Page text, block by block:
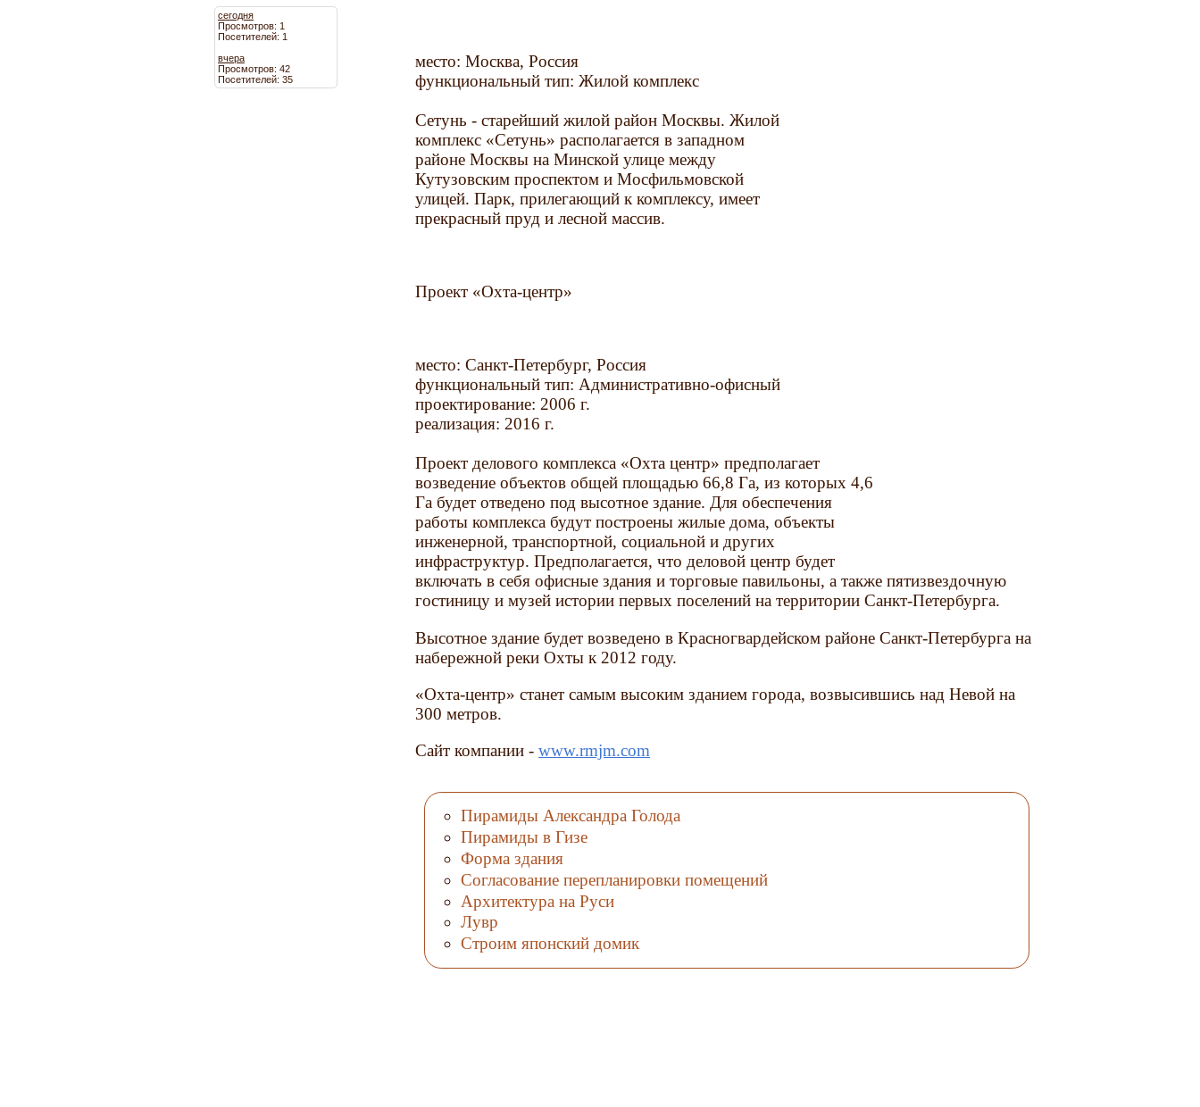
сегодня
Просмотров: 1
Посетителей: 1
вчера
Просмотров: 42
Посетителей: 35
место: Москва, Россия
функциональный тип: Жилой комплекс
Сетунь - старейший жилой район Москвы. Жилой
комплекс «Сетунь» располагается в западном
районе Москвы на Минской улице между
Кутузовским проспектом и Мосфильмовской
улицей. Парк, прилегающий к комплексу, имеет
прекрасный пруд и лесной массив.
Проект «Охта-центр»
место: Санкт-Петербург, Россия
функциональный тип: Административно-офисный
проектирование: 2006 г.
реализация: 2016 г.
Проект делового комплекса «Охта центр» предполагает
возведение объектов общей площадью 66,8 Га, из которых 4,6
Га будет отведено под высотное здание. Для обеспечения
работы комплекса будут построены жилые дома, объекты
инженерной, транспортной, социальной и других
инфраструктур. Предполагается, что деловой центр будет
включать в себя офисные здания и торговые павильоны, а также пятизвездочную
гостиницу и музей истории первых поселений на территории Санкт-Петербурга.
Высотное здание будет возведено в Красногвардейском районе Санкт-Петербурга на
набережной реки Охты к 2012 году.
«Охта-центр» станет самым высоким зданием города, возвысившись над Невой на
300 метров.
Сайт компании -www.rmjm.com
Пирамиды Александра Голода
Пирамиды в Гизе
Форма здания
Согласование перепланировки помещений
Архитектура на Руси
Лувр
Строим японский домик